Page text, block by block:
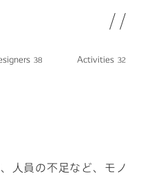
38 Activities 32
人員の不足など、モノ